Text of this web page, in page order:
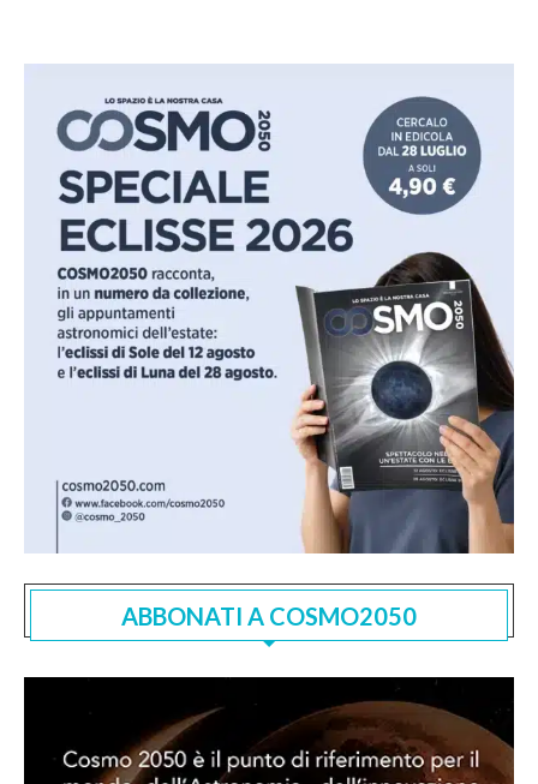
ABBONATI A COSMO2050